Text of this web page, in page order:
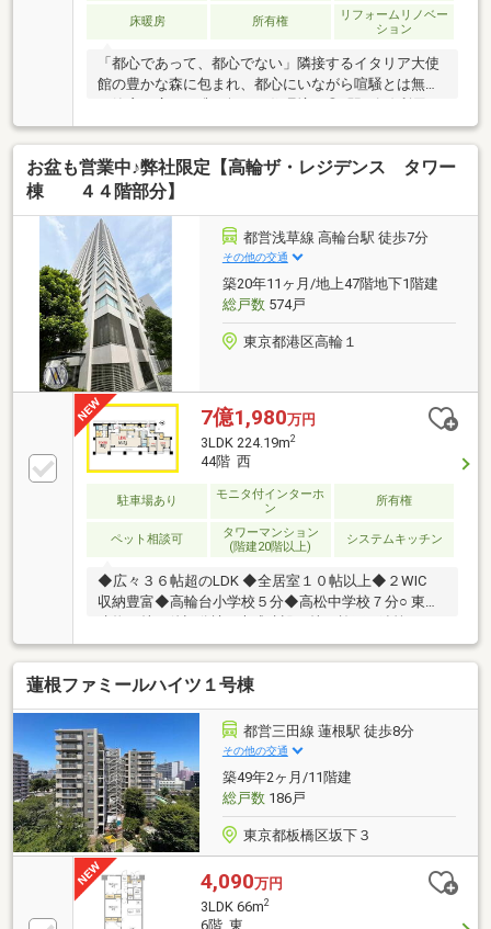
床暖房 所有権
リフォームリノベー
ション
「都心であって、都心でない」隣接するイタリア大使
館の豊かな森に包まれ、都心にいながら喧騒とは無縁
可。品川4分・東京駅8分のアクセス。◎2021年3月竣
工。三菱地所レジデンスが手掛ける高級分譲シリーズ
「ザ・パークハウス」◎トリプルセキュリティ
◎SIC、納戸付設◎各階ゴミステーション◎ホテルラ
≫◎1LDK→2LDK 間取り変更◎トイレ新品交換◎天井
カセット型エアコンカバー交換◎スイッチ・コンセン
ト交換◎LD一部 ダウンライト新設◎一部クロス張替え
◎ハウスクリーニング等
お盆も営業中♪弊社限定【高輪ザ・レジデンス タワー
棟 ４４階部分】
都営浅草線 高輪台駅 徒歩7分
その他の交通
築20年11ヶ月/地上47階地下1階建
総戸数574戸
東京都港区高輪１
7億1,980万円
3LDK 224.19m2
44階 西
駐車場あり
モニタ付インターホ
ン
所有権
ペット相談可
タワーマンション
(階建20階以上)
システムキッチン
◆広々３６帖超のLDK ◆全居室１０帖以上◆２WIC
収納豊富◆高輪台小学校５分◆高松中学校７分○ 東京
クリート造・地下1階地上47階建て○ 総戸数574戸、高
輪のシンボルマークタワー◯ペット飼育可◯ゴミス
テーション各階完備◯宅配ボックスあり◯ホテルラ
イクなコンシェルジュサービスあり○ 充実の共用部分
（※一部有償） ・2階 オリエンタルス
パ ・2階 テラスビューサロン ・2階 マ
ッサージルーム ・24階 ビューラウン
ジ ・24階 茶室 ・25階 ゲストルーム
蓮根ファミールハイツ１号棟
都営三田線 蓮根駅 徒歩8分
その他の交通
築49年2ヶ月/11階建
総戸数186戸
東京都板橋区坂下３
4,090万円
3LDK 66m2
6階 東